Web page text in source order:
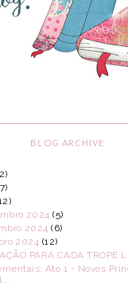
BLOG ARCHIVE
2024(5)
2024(6)
2024 (12)
PARA CADA TROPE
Ato 1 - Novos